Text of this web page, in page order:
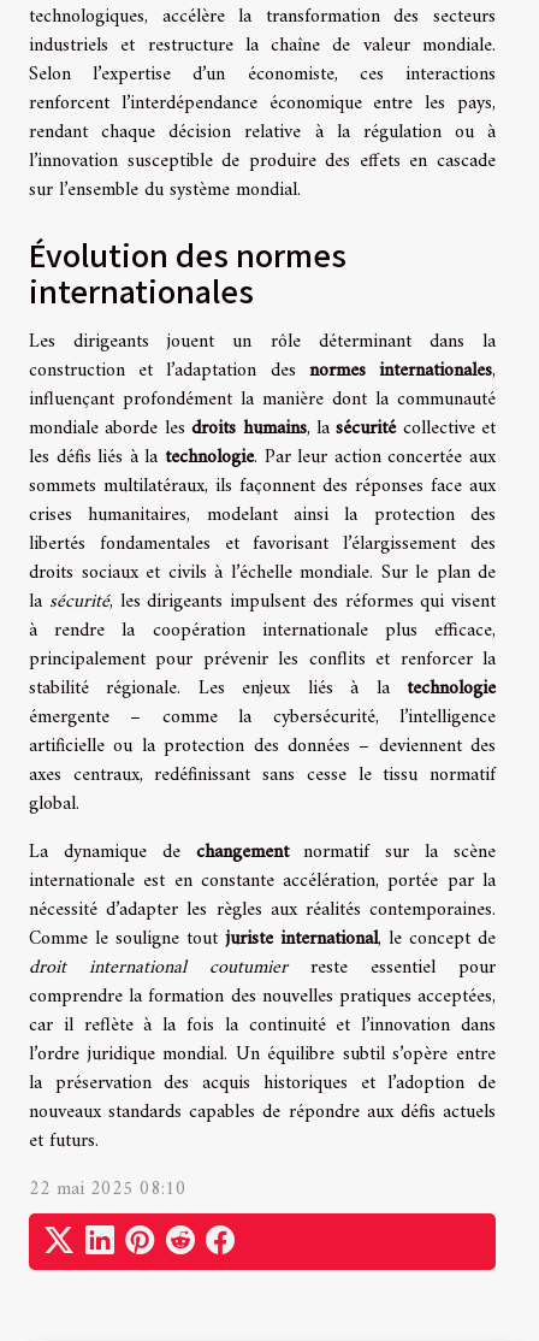
technologiques, accélère la transformation des secteurs
industriels et restructure la chaîne de valeur mondiale.
Selon l’expertise d’un économiste, ces interactions
renforcent l’interdépendance économique entre les pays,
rendant chaque décision relative à la régulation ou à
l’innovation susceptible de produire des effets en cascade
sur l’ensemble du système mondial.
Évolution des normes
internationales
Les dirigeants jouent un rôle déterminant dans la
construction et l’adaptation des normes internationales,
influençant profondément la manière dont la communauté
mondiale aborde lesdroits humains, lasécuritécollective et
les défis liés à la technologie. Par leur action concertée aux
sommets multilatéraux, ils façonnent des réponses face aux
crises humanitaires, modelant ainsi la protection des
libertés fondamentales et favorisant l’élargissement des
droits sociaux et civils à l’échelle mondiale. Sur le plan de
la sécurité, les dirigeants impulsent des réformes qui visent
à rendre la coopération internationale plus efficace,
principalement pour prévenir les conflits et renforcer la
stabilité régionale. Les enjeux liés à la technologie
émergente – comme la cybersécurité, l’intelligence
artificielle ou la protection des données – deviennent des
axes centraux, redéfinissant sans cesse le tissu normatif
global.
La dynamique de changementnormatif sur la scène
internationale est en constante accélération, portée par la
nécessité d’adapter les règles aux réalités contemporaines.
Comme le souligne toutjuriste international, le concept de
droit international coutumierreste essentiel pour
comprendre la formation des nouvelles pratiques acceptées,
car il reflète à la fois la continuité et l’innovation dans
l’ordre juridique mondial. Un équilibre subtil s’opère entre
la préservation des acquis historiques et l’adoption de
nouveaux standards capables de répondre aux défis actuels
et futurs.
22 mai 2025 08:10